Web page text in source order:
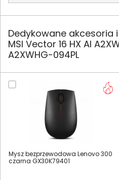
Dedykowane
MSI Vector 16 HX AI
A2XWHG-094PL
Mysz bezprzewodowa Lenovo 300
czarna GX30K79401